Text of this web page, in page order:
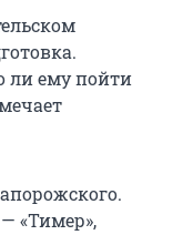
ли ему пойти
«Тимер»,